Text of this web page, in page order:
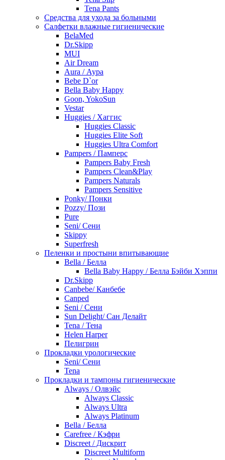
Tena Pants
Средства для ухода за больными
Салфетки влажные гигиенические
BelaMed
Dr.Skipp
MUI
Air Dream
Aura / Аура
Bebe D`or
Bella Baby Happy
Goon, YokoSun
Vestar
Huggies / Хаггис
Huggies Classic
Huggies Elite Soft
Huggies Ultra Comfort
Pampers / Памперс
Pampers Baby Fresh
Pampers Clean&Play
Pampers Naturals
Pampers Sensitive
Ponky/ Понки
Pozzy/ Пози
Pure
Seni/ Сени
Skippy
Superfresh
Пеленки и простыни впитывающие
Bella / Белла
Bella Baby Happy / Белла Бэйби Хэппи
Dr.Skipp
Canbebe/ Канбебе
Canped
Seni / Сени
Sun Delight/ Сан Делайт
Tena / Тена
Helen Harper
Пелигрин
Прокладки урологические
Seni/ Сени
Tena
Прокладки и тампоны гигиенические
Always / Олвэйс
Always Classic
Always Ultra
Always Platinum
Bella / Белла
Carefree / Кэфри
Discreet / Дискрит
Discreet Multiform